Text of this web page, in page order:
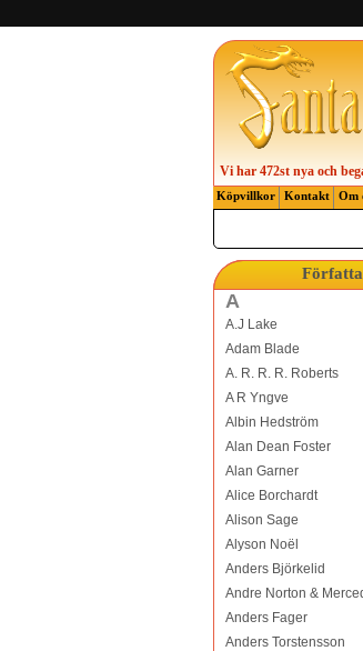
Vi har 472st nya och
Köpvillkor Kontakt Om
A
A.J Lake
Adam Blade
A. R. R. R. Roberts
A R Yngve
Albin Hedström
Alan Dean Foster
Alan Garner
Alice Borchardt
Alison Sage
Alyson Noël
Anders Björkelid
Andre Norton &
Anders Fager
Anders Torstensson